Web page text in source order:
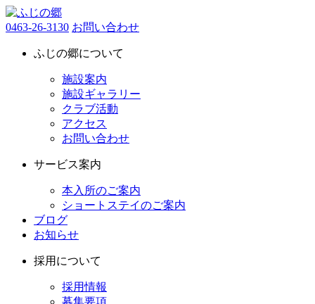
0463-26-3130 お問い合わせ
ふじの郷について
施設案内
施設ギャラリー
クラブ活動
アクセス
お問い合わせ
サービス案内
本入所のご案内
ショートステイのご案内
ブログ
お知らせ
採用について
採用情報
募集要項